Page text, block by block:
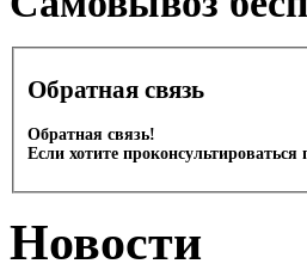
Обратная связь
Обратная связь!
Если хотите
Новости